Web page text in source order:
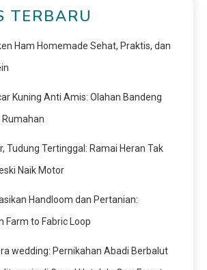
TERBARU
Ham Homemade Sehat, Praktis, dan
Kuning Anti Amis: Olahan Bandeng
Tudung Tertinggal: Ramai Heran Tak
Naik Motor
Handloom dan Pertanian:
Farm to Fabric Loop
wedding: Pernikahan Abadi Berbalut